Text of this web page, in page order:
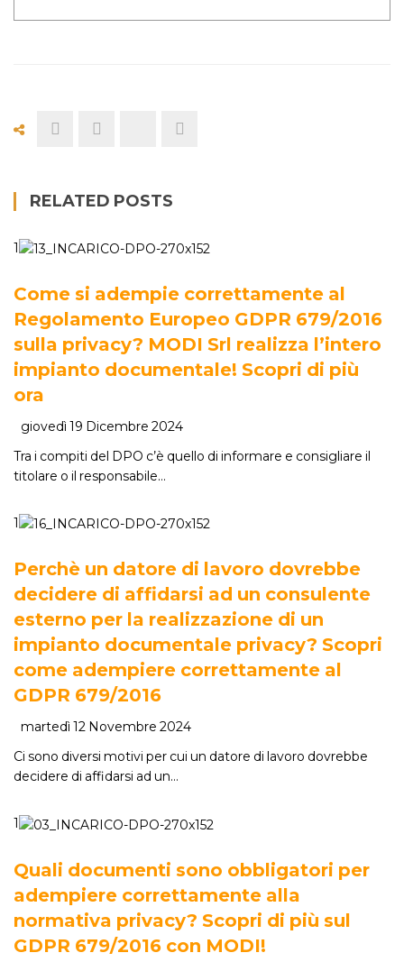
RELATED POSTS
1
Come si adempie correttamente al
Regolamento Europeo GDPR 679/2016
sulla privacy? MODI Srl realizza l’intero
impianto documentale! Scopri di più
ora
giovedì 19 Dicembre 2024
Tra i compiti del DPO c’è quello di informare e consigliare il
titolare o il responsabile…
1
Perchè un datore di lavoro dovrebbe
decidere di affidarsi ad un consulente
esterno per la realizzazione di un
impianto documentale privacy? Scopri
come adempiere correttamente al
GDPR 679/2016
martedì 12 Novembre 2024
Ci sono diversi motivi per cui un datore di lavoro dovrebbe
decidere di affidarsi ad un…
1
Quali documenti sono obbligatori per
adempiere correttamente alla
normativa privacy? Scopri di più sul
GDPR 679/2016 con MODI!